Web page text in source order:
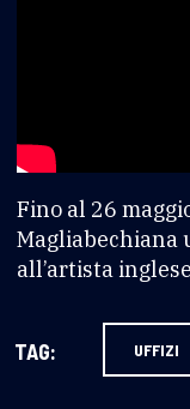
Fino al 26
Magliabechiana
all’artista
TAG: UFFIZI